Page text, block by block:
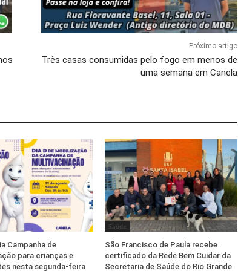
Próximo artigo
Três casas consumidas pelo fogo em menos de
uma semana em Canela
Campanha de
para crianças e
nesta segunda-feira
Saúde
São Francisco de Paula recebe
certificado da Rede Bem Cuidar da
Secretaria de Saúde do Rio Grande